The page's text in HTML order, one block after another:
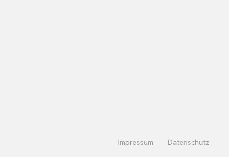
Impressum Datenschutz